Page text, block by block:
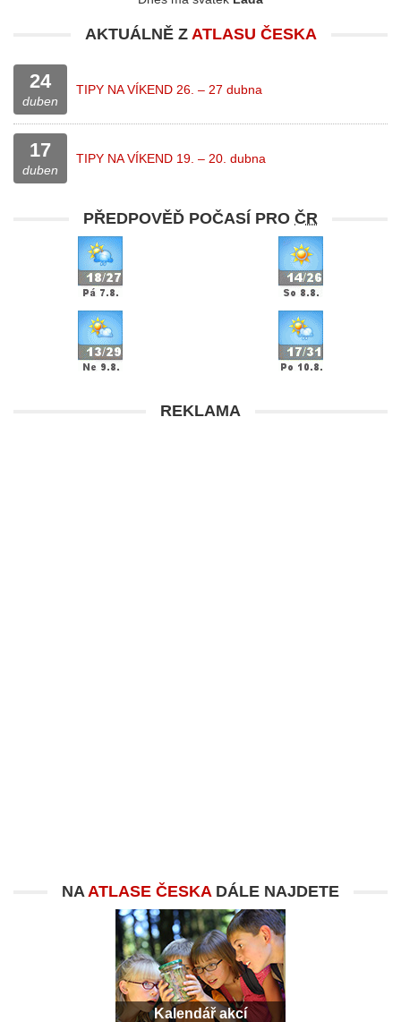
AKTUÁLNĚ Z ATLASU ČESKA
24
duben
TIPY NA VÍKEND 26. – 27 dubna
17
duben
TIPY NA VÍKEND 19. – 20. dubna
PŘEDPOVĚĎ POČASÍ PRO ČR
REKLAMA
NAATLASE ČESKADÁLE NAJDETE
Kalendář akcí